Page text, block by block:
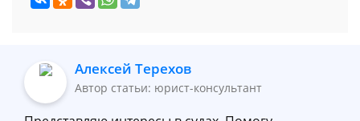
Алексей Терехов
Автор статьи: юрист-консультант